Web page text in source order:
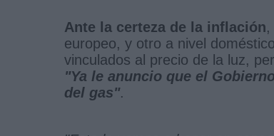
Ante la certeza de la inflación
europeo, y otro a nivel
vinculados al precio de la luz,
"Ya le anuncio que el
del gas".